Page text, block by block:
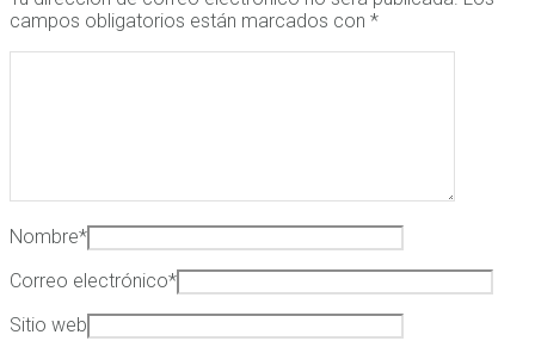
campos obligatorios están marcados con *
Nombre*
Correo electrónico*
Sitio web